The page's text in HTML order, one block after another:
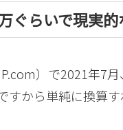
ぐらいで現実
）で2021年7
から単純に換算す